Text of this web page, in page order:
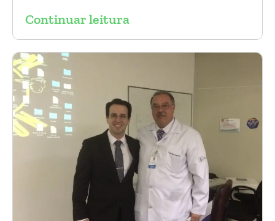
de cirurgia endovascular. O evento também
Amato e do Dr. Adnam Neser.
Continuar leitura